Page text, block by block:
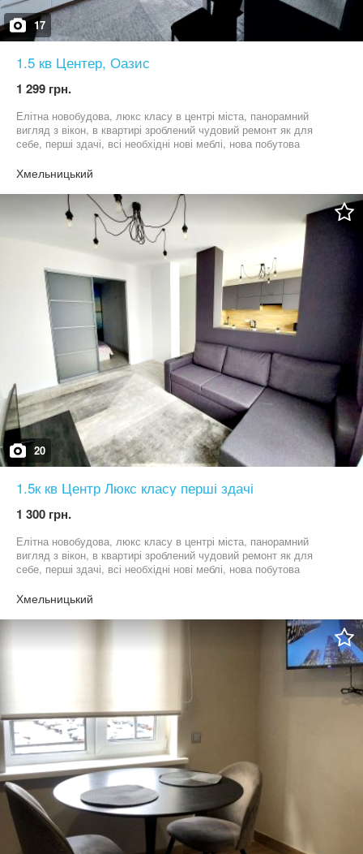
17
1.5 кв Центер, Оазис
1 299 грн.
Елітна новобудова, люкс класу в центрі міста, панорамний
вигляд з вікон, в квартирі зроблений чудовий ремонт як для
себе, перші здачі, всі необхідні нові меблі, нова побутова
посуд, полотенця, фен, утюг, гладильна доска, підключений
швидкісний інтернет wi-fi, цілодобово гаряча вода, в дворі
парковка для авто. Поруч цілодобові магазини, аптеки, 5хв до
ТЦ Оазиса - Епіцентра, та річка Південий буг. Квартира від
власника! При поселені документи які засвідчують особу
обовязково! Вул. Свободи 20/2
Хмельницький
20
1.5к кв Центр Люкс класу перші здачі
1 300 грн.
Елітна новобудова, люкс класу в центрі міста, панорамний
вигляд з вікон, в квартирі зроблений чудовий ремонт як для
себе, перші здачі, всі необхідні нові меблі, нова побутова
посуд, полотенця, фен, утюг, гладильна доска, підключений
швидкісний інтернет wi-fi, цілодобово гаряча вода, в дворі
парковка для авто. Поруч цілодобові магазини, аптеки, 5хв до
ТЦ Оазиса - Епіцентра, та річка Південий буг. Квартира від
власника! При поселені документи які засвідчують особу
Хмельницький